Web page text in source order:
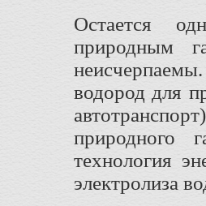
Остается
природным
водород для
природного
технология
электролиза